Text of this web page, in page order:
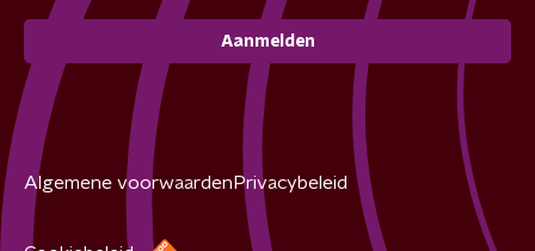
Aanmelden
Algemene voorwaardenPrivacybeleid